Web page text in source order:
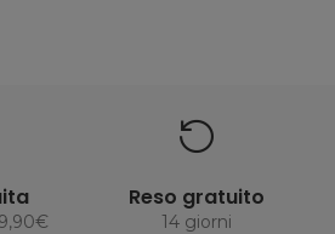
Reso gratuito
14 giorni